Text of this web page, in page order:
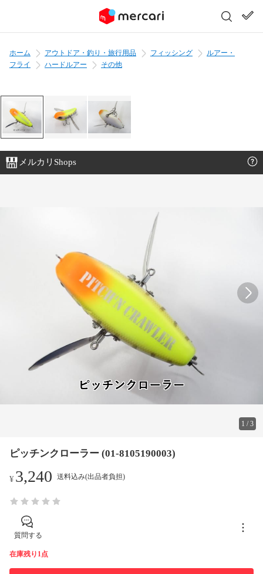
ホーム アウトドア・釣り・旅行用品 フィッシング
ルアー・
フライ
ハードルアー その他
メルカリShops
1 /3
ピッチンクローラー (01-8105190003)
¥3,240 送料込み(出品者負担)
質問する
在庫残り1点